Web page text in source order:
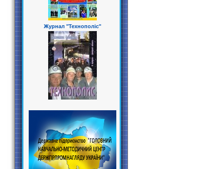
Журнал "Технополіс"